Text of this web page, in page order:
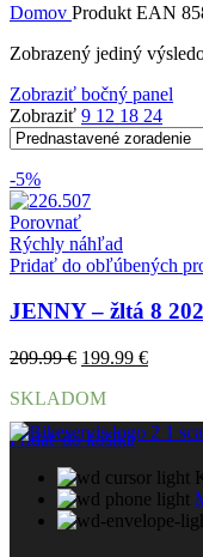
Domov Produkt EAN
Zobrazený jediný
Zobraziť bočný panel
Zobraziť 9 12 18 24
-5%
Porovnať
Rýchly náhľad
Pridať do obľúbených
JENNY – žltá 8
209.99€ Pôvodná
bola:
209.99 €.
199.99 €
199.99
SKLADOM
Pridať do košíka